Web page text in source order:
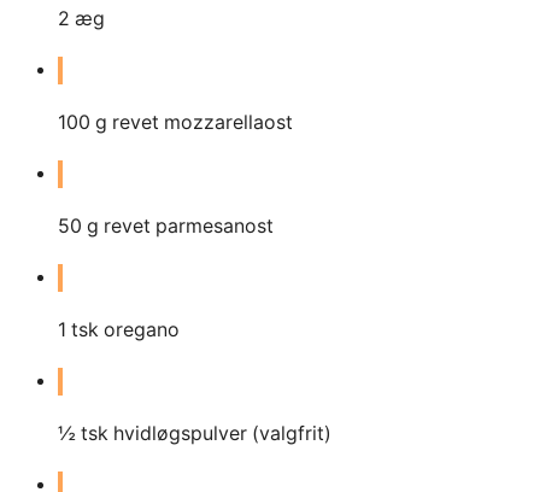
2 æg
100 g revet mozzarellaost
50 g revet parmesanost
1 tsk oregano
½ tsk hvidløgspulver (valgfrit)